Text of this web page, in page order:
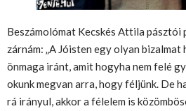
Beszámolómat Kecskés Attila pásztói
zárnám: „A Jóisten egy olyan
önmaga iránt, amit hogyha nem felé
okunk megvan arra, hogy féljünk. De
rá irányul, akkor a félelem is